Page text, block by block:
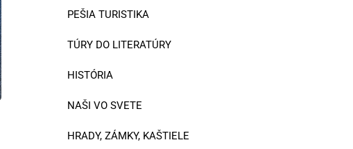
PEŠIA TURISTIKA
TÚRY DO LITERATÚRY
HISTÓRIA
NAŠI VO SVETE
HRADY, ZÁMKY, KAŠTIELE